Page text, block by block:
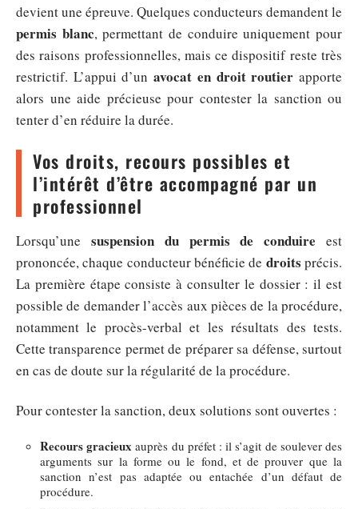
devient une épreuve. Quelques conducteurs demandent le
permis blanc, permettant de conduire uniquement pour
des raisons professionnelles, mais ce dispositif reste très
restrictif. L’appui d’unavocat en droit routier apporte
alors une aide précieuse pour contester la sanction ou
tenter d’en réduire la durée.
Vos droits, recours possibles et
l’intérêt d’être accompagné par un
professionnel
Lorsqu’une suspension du permis de conduire est
prononcée, chaque conducteur bénéficie de droits précis.
La première étape consiste à consulter le dossier : il est
possible de demander l’accès aux pièces de la procédure,
notamment le procès-verbal et les résultats des tests.
Cette transparence permet de préparer sa défense, surtout
en cas de doute sur la régularité de la procédure.
Pour contester la sanction, deux solutions sont ouvertes :
Recours gracieux auprès du préfet : il s’agit de soulever des
arguments sur la forme ou le fond, et de prouver que la
sanction n’est pas adaptée ou entachée d’un défaut de
procédure.